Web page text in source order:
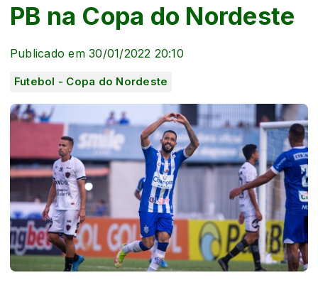
PB na Copa do Nordeste
Publicado em 30/01/2022 20:10
Futebol - Copa do Nordeste